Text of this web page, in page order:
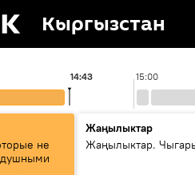
Кыргызстан
15:00
14:43
не
Жаңылыктар
Жаңылыктар.